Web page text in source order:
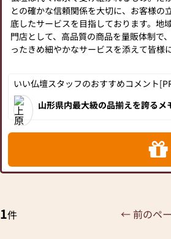
との確かな信頼関係を大切に、お客様の
底したサービスを目指しております。地
門店として、高品質の商品を量販体制で
ったきめ細やかなサービスを添えて皆様
たサービスを第一に、より多くのお客様
び、仙和の精神と感謝の心を忘れずに邁
す。
メモリアル仏壇山形店は、平成10年開設
JR山形駅から車で約７分、国道286号線
いい仏壇スタッフのおすすめコメント
山形県内最大級の品揃えを誇る
のお買い換えをお考えの方、お
1件 ← 前のペ